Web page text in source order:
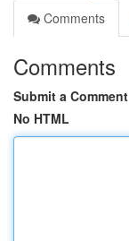
Comments
Comments
Submit a Comment
No HTML